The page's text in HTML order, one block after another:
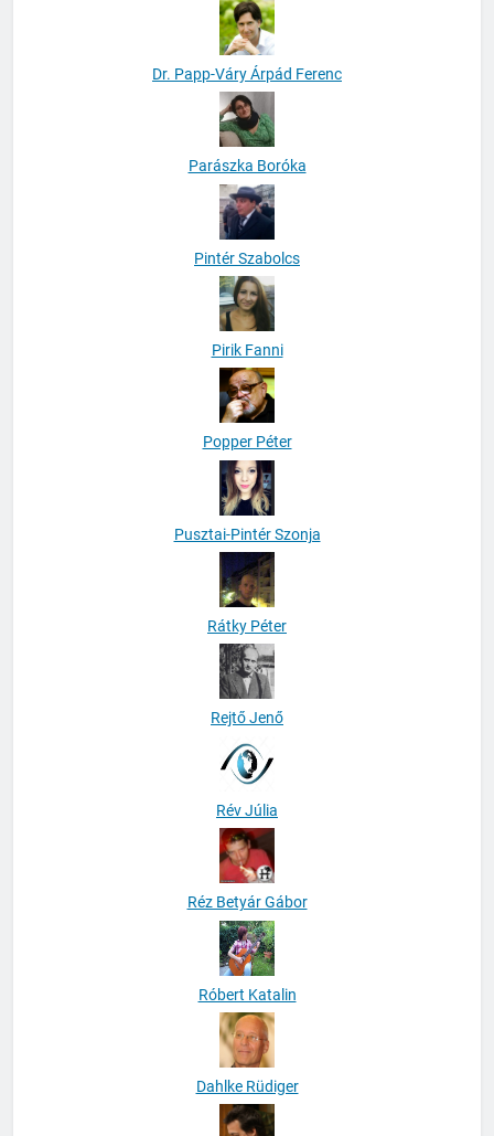
Dr. Papp-Váry Árpád Ferenc
Parászka Boróka
Pintér Szabolcs
Pirik Fanni
Popper Péter
Pusztai-Pintér Szonja
Rátky Péter
Rejtő Jenő
Rév Júlia
Réz Betyár Gábor
Róbert Katalin
Dahlke Rüdiger